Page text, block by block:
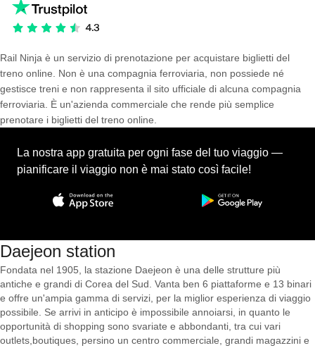
Rail Ninja è un servizio di prenotazione per acquistare biglietti del
treno online. Non è una compagnia ferroviaria, non possiede né
gestisce treni e non rappresenta il sito ufficiale di alcuna compagnia
ferroviaria. È un'azienda commerciale che rende più semplice
prenotare i biglietti del treno online.
La nostra app gratuita per ogni fase del tuo viaggio —
pianificare il viaggio non è mai stato così facile!
Daejeon station
Fondata nel 1905, la stazione Daejeon è una delle strutture più
antiche e grandi di Corea del Sud. Vanta ben 6 piattaforme e 13 binari
e offre un'ampia gamma di servizi, per la miglior esperienza di viaggio
possibile. Se arrivi in anticipo è impossibile annoiarsi, in quanto le
opportunità di shopping sono svariate e abbondanti, tra cui vari
outlets,boutiques, persino un centro commerciale, grandi magazzini e